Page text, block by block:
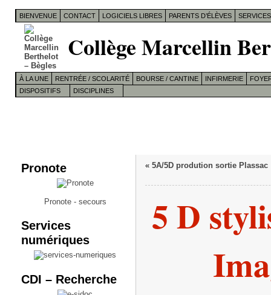
BIENVENUE CONTACT LOGICIELS LIBRES PARENTS D’ÉLÈVES
Collège Marcellin
À LA UNE RENTRÉE / SCOLARITÉ BOURSE / CANTINE INFIRMERIE
DISPOSITIFS
DISCIPLINES
Pronote
Pronote - secours
Services
numériques
CDI – Recherche
« 5A/5D prodution sortie Plassac
5 D